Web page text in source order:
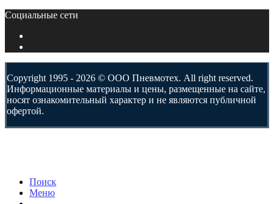
Социальные сети
Copyright 1995 - 2026 © ООО Пневмотех. All right reserved.
Информационные материалы и цены, размещенные на сайте,
носят ознакомительный характер и не являются публичной
офертой.
Поиск
Меню